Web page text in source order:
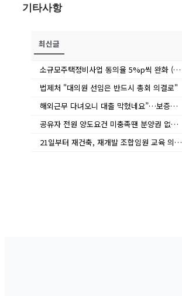
기타사항
최신글
소규모주택정비사업 동의율 5%p씩 완화 (국토교통부 보도자료 정리)
법제처 "대의원 선임은 반드시 총회 의결로"
해외근무 다녀오니 대출 막혔네요”…보증금 0원으로 간주한다는데
공유자 전원 양도요건 미충족땐 분양권 없다?… 반쪽 해석
21일부터 재건축, 재개발 조합임원 교육 의무화 시행